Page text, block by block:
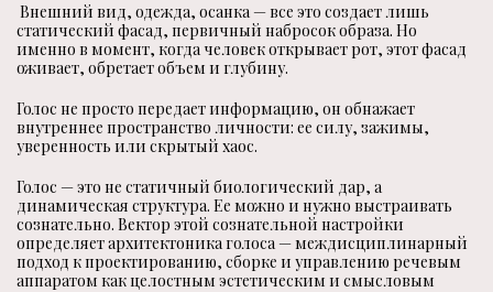
Внешний вид, одежда, осанка — все это создает лишь
статический фасад, первичный набросок образа. Но
именно в момент, когда человек открывает рот, этот фасад
оживает, обретает объем и глубину.
Голос не просто передает информацию, он обнажает
внутреннее пространство личности: ее силу, зажимы,
уверенность или скрытый хаос.
Голос — это не статичный биологический дар, а
динамическая структура. Ее можно и нужно выстраивать
сознательно. Вектор этой сознательной настройки
определяет архитектоника голоса — междисциплинарный
подход к проектированию, сборке и управлению речевым
аппаратом как целостным эстетическим и смысловым